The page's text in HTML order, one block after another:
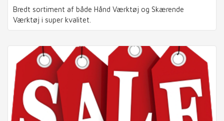
Bredt sortiment af både Hånd Værktøj og Skærende
Værktøj i super kvalitet.